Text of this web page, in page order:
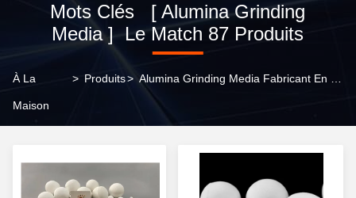
Mots Clés [ Alumina Grinding
Media ] Le Match 87 Produits
À La
Maison
> Produits>